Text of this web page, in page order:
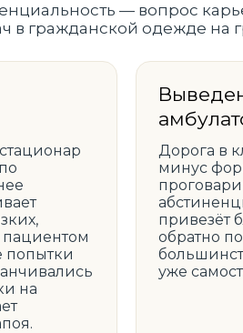
— вопрос
в гражданской одежде на
пациентом
на
Дорога в
минус
привезёт
обратно
уже